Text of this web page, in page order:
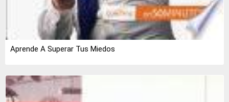
Aprende A Superar Tus Miedos